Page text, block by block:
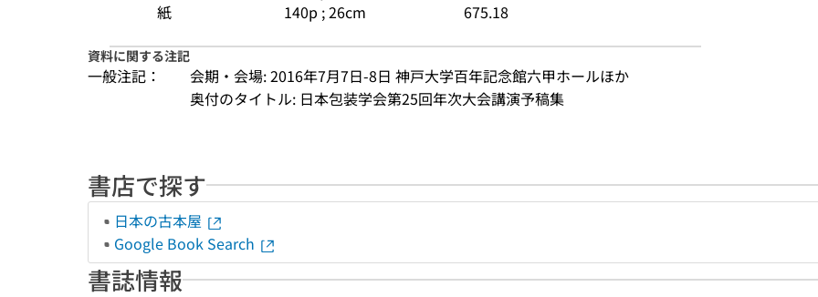
紙 140p ; 26cm 675.18
資料に関する注記
一般注記：
会期・会場: 2016年7月7日-8日 神戸大学百年記念館六甲ホールほか
奥付のタイトル: 日本包装学会第25回年次大会講演予稿集
書店で探す
日本の古本屋
Google Book Search
書誌情報